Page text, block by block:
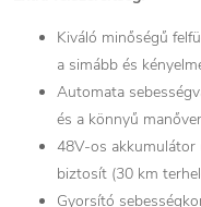
Kiváló minőségű
a simább és
Automata
és a könnyű
48V-os akkumulátor
biztosít (30 km
Gyorsító